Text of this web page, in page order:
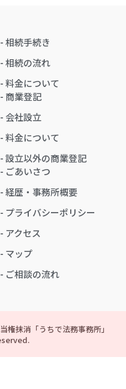
- 相続手続き
- 相続の流れ
- 料金について
- 商業登記
- 会社設立
- 料金について
- 設立以外の商業登記
- ごあいさつ
- 経歴・事務所概要
- プライバシーポリシー
- アクセス
- マップ
- ご相談の流れ
権抹消「うちで法務事務所」